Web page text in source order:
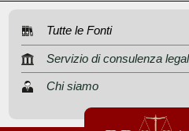
Tutte le Fonti
Servizio di consulenza
Chi siamo